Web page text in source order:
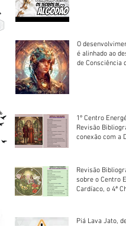
O
é alinhado ao
de Consciência
1º Centro
Revisão
conexão com a
Revisão
sobre o Centro
Cardíaco, o 4ª
Piá Lava Jato,